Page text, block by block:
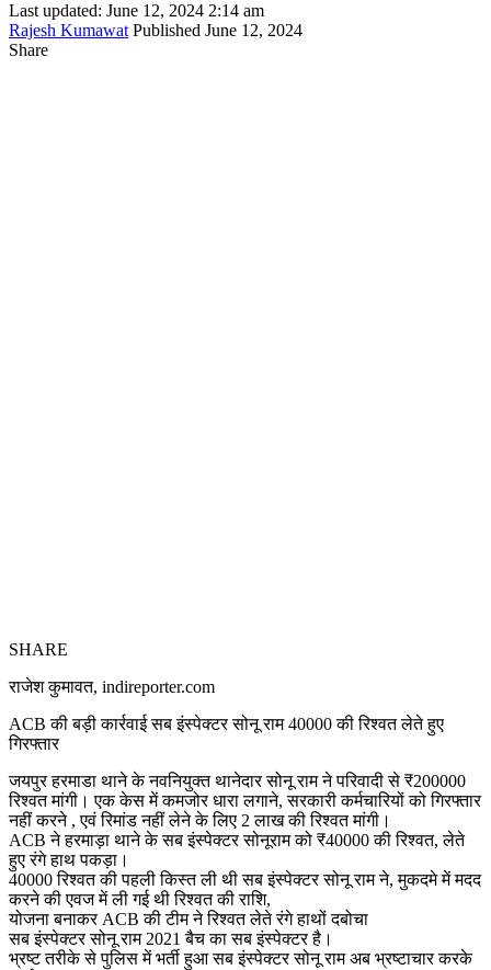
Last updated: June 12, 2024 2:14 am
Rajesh Kumawat Published June 12, 2024
Share
SHARE
राजेश कुमावत, indireporter.com
ACB की बड़ी कार्रवाई सब इंस्पेक्टर सोनू राम 40000 की रिश्वत लेते हुए
गिरफ्तार
जयपुर हरमाडा थाने के नवनियुक्त थानेदार सोनू राम ने परिवादी से ₹200000
रिश्वत मांगी। एक केस में कमजोर धारा लगाने, सरकारी कर्मचारियों को गिरफ्तार
नहीं करने , एवं रिमांड नहीं लेने के लिए 2 लाख की रिश्वत मांगी।
ACB ने हरमाड़ा थाने के सब इंस्पेक्टर सोनूराम को ₹40000 की रिश्वत, लेते
हुए रंगे हाथ पकड़ा।
40000 रिश्वत की पहली किस्त ली थी सब इंस्पेक्टर सोनू राम ने, मुकदमे में मदद
करने की एवज में ली गई थी रिश्वत की राशि,
योजना बनाकर ACB की टीम ने रिश्वत लेते रंगे हाथों दबोचा
सब इंस्पेक्टर सोनू राम 2021 बैच का सब इंस्पेक्टर है।
भ्रष्ट तरीके से पुलिस में भर्ती हुआ सब इंस्पेक्टर सोनू राम अब भ्रष्टाचार करके